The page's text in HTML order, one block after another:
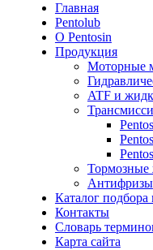
Главная
Pentolub
О Pentosin
Продукция
Моторные
ATF и
Тормозные
Антифризы
Каталог подбора
Контакты
Словарь
Карта сайта